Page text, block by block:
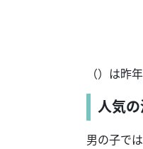
（）は昨
人気の
男の子で